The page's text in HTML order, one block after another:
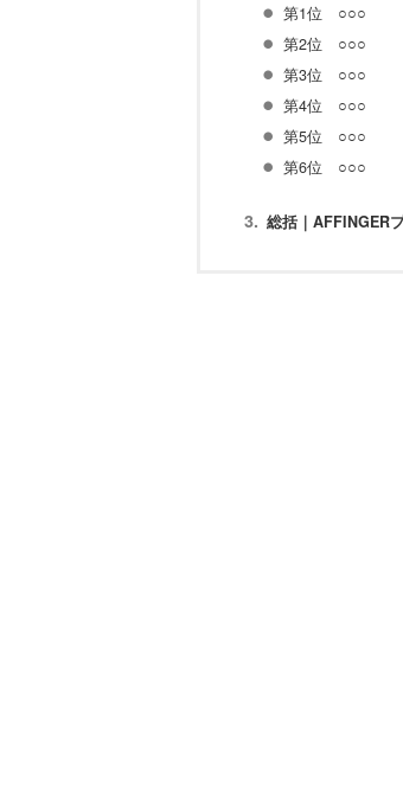
第1位 ○○○
第2位 ○○○
第3位 ○○○
第4位 ○○○
第5位 ○○○
第6位 ○○○
総括｜AFFINGER